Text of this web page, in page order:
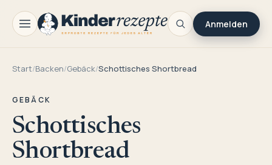
Anmelden
Start/Backen/Gebäck/Schottisches Shortbread
GEBÄCK
Schottisches
Shortbread